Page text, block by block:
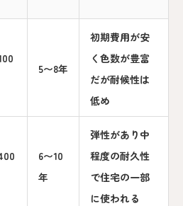
5〜8年
初期費用が安
く色数が豊富
だが耐候性は
低め
6〜10
年
弾性があり中
程度の耐久性
で住宅の一部
に使われる